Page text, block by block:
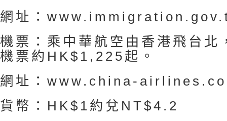
網址：
機票：乘中華航空由香港飛台北
機票約HK$1,225起。
網址：www.china-
貨幣：HK$1約兌NT$4.2